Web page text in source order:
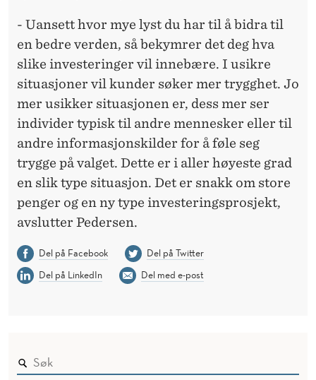
- Uansett hvor mye lyst du har til å bidra til
en bedre verden, så bekymrer det deg hva
slike investeringer vil innebære. I usikre
situasjoner vil kunder søker mer trygghet. Jo
mer usikker situasjonen er, dess mer ser
individer typisk til andre mennesker eller til
andre informasjonskilder for å føle seg
trygge på valget. Dette er i aller høyeste grad
en slik type situasjon. Det er snakk om store
penger og en ny type investeringsprosjekt,
avslutter Pedersen.
Del på Facebook
Del på Twitter
Del på LinkedIn
Del med e-post